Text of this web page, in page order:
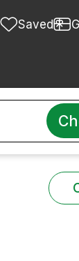
Saved